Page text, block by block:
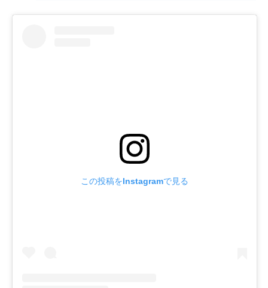
この投稿をInstagramで見る